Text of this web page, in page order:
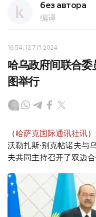
без автора
编译
16:54, 12 7月 2024
哈乌政府间联合委
图举行
（哈萨克国际通讯社讯
沃勒扎斯·别克帖诺夫与
夫共同主持召开了双边